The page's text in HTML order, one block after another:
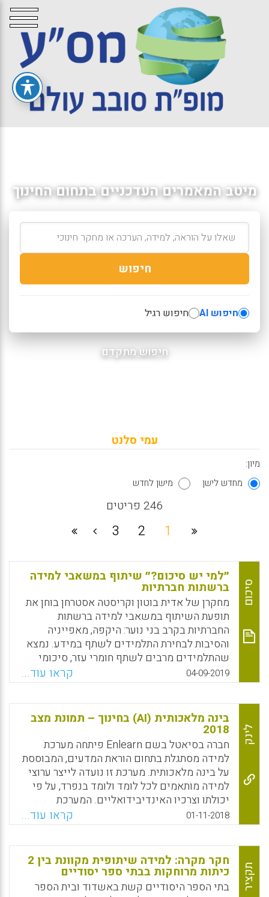
מיטב המאמרים העדכניים בתחום החינוך
חיפוש
חיפוש AI חיפוש רגיל
חיפוש מתקדם
עמי סלנט
מיון:
מחדש לישן
מישן לחדש
246 פריטים
1
2
3
סיכום
״למי יש סיכום?״ שיתוף במשאבי למידה
ברשתות חברתיות
מחקרן של אדית בוטון וקריסטה אסטרחן בוחן את
תופעת השיתוף במשאבי למידה ברשתות
החברתיות בקרב בני נוער: היקפה, מאפייניה
והסיבות לבחירת התלמידים לשתף במידע. נמצא
שהתלמידים מרבים לשתף חומרי עזר, סיכומי
שיעור ומידע אדמיניסטרטיבי בפייסבוק
ובווטסאפ. כפי שקרה בתחומים אחרים, השיתוף
במידע ברשת שינה את האופן שבו אנו לומדים.
WhatsApp
Facebook
Email
X
04-09-2019 קראו עוד...
לינק
בינה מלאכותית (AI) בחינוך – תמונת מצב
2018
חברה בסיאטל בשם Enlearn פיתחה מערכת
למידה מסתגלת בתחום הוראת המדעים, המבוססת
על בינה מלאכותית. מערכת זו נועדה לייצר ערוצי
למידה מותאמים לכל לומד ולומד בנפרד, על פי
יכולתו וצרכיו האינדיבידואליים. המערכת
המתוקשבת מנתחת במהירות את הנתונים מעשרות
צמתי הלמידה בהם היה הלומד, בודקת את
הטעויות שלו ומתאימה מחדש את התכנים
וההסברים ללומד. לדעת מומחים בתחום הבינה
המלאכותית, לא תמיד הנתונים עליהם מתבססות
הפלטפורמות ללמידה מותאמת הם נתונים מלאים
01-11-2018 קראו עוד...
תקציר
חקר מקרה: למידה שיתופית מקוונת בין 2
כיתות מרוחקות בבתי ספר יסודיים
בתי הספר היסודיים קשת באשדוד ובית הספר